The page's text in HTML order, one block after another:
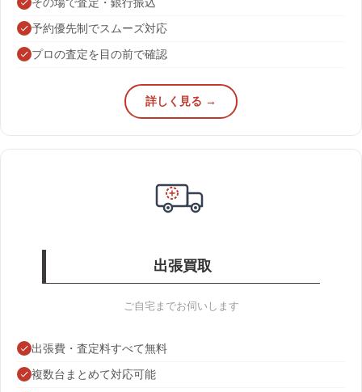
予約優先制でスムーズ対応
プロの査定を目の前で確認
詳しく見る →
出張買取
ご自宅までお伺いします
出張費・査定料すべて無料
複数台まとめて対応可能